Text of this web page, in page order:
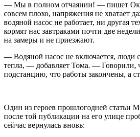
— Мы в полном отчаянии! — пишет
совсем плохо, напряжения не хватает
водяной насос не работает, ни другая
кормят нас завтраками почти две
на замеры и не приезжают.
— Водяной насос не включается, люди
тепла, — добавляет Тома. — Говорили,
подстанцию, что работы закончены, а
Один из героев прошлогодней статьи
после той публикации на его улице
сейчас вернулась вновь: